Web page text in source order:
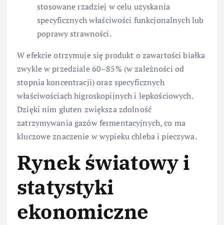
stosowane rzadziej w celu uzyskania
specyficznych właściwości funkcjonalnych lub
poprawy strawności.
W efekcie otrzymuje się produkt o zawartości białka
zwykle w przedziale 60–85% (w zależności od
stopnia koncentracji) oraz specyficznych
właściwościach higroskopijnych i lepkościowych.
Dzięki nim gluten zwiększa zdolność
zatrzymywania gazów fermentacyjnych, co ma
kluczowe znaczenie w wypieku chleba i pieczywa.
Rynek światowy i
statystyki
ekonomiczne